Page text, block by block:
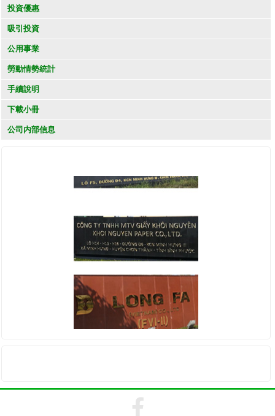
投資優惠
吸引投資
公用事業
勞動情勢統計
手續說明
下載小冊
公司内部信息